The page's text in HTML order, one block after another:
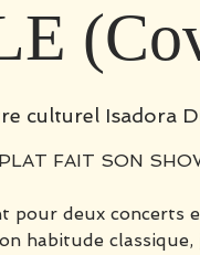
culturel Isadora
FAIT SON
pour deux concerts
habitude classique,